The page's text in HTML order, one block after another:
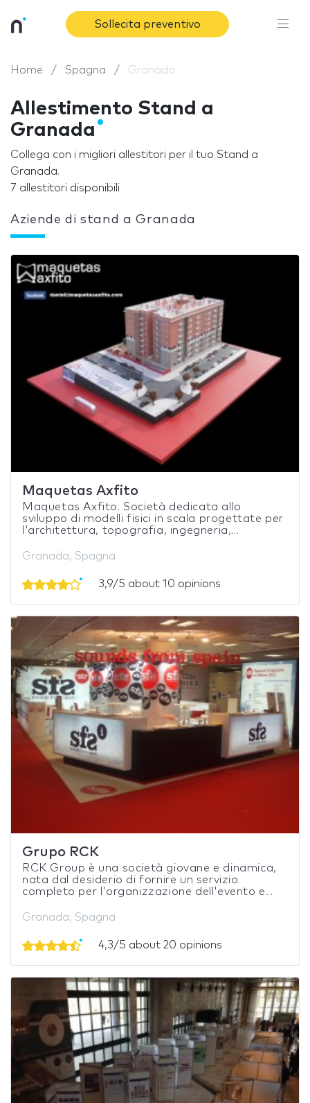
Sollecita preventivo
Home Spagna Granada
Allestimento Stand a
Granada
Collega con i migliori allestitori per il tuo Stand a
Granada.
7 allestitori disponibili
Aziende di stand a Granada
Maquetas Axfito
Maquetas Axfito. Società dedicata allo
sviluppo di modelli fisici in scala progettate per
l'architettura, topografia, ingegneria,...
Granada, Spagna
3,9/5 about 10 opinions
Grupo RCK
RCK Group è una società giovane e dinamica,
nata dal desiderio di fornire un servizio
completo per l'organizzazione dell'evento e...
Granada, Spagna
4,3/5 about 20 opinions